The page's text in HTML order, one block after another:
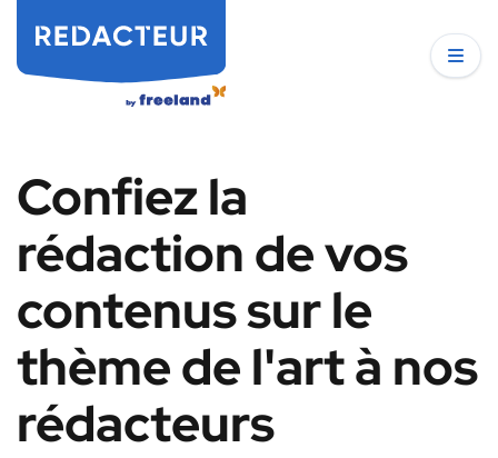
Confiez la
rédaction de vos
contenus sur le
thème de l'art à nos
rédacteurs